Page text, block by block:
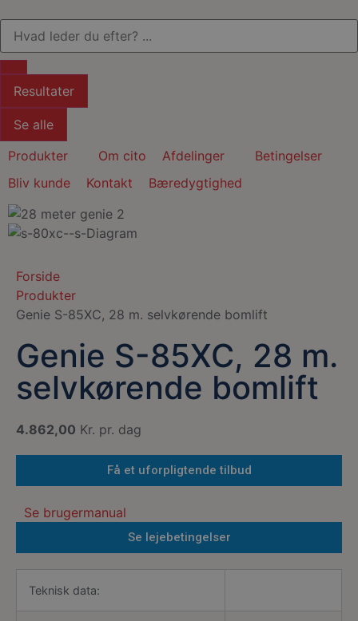
Resultater
Se alle
Produkter
Om cito Afdelinger
Betingelser
Bliv kunde
Kontakt Bæredygtighed
Forside
Produkter
Genie S-85XC, 28 m. selvkørende bomlift
Genie S-85XC, 28 m.
selvkørende bomlift
4.862,00 Kr. pr. dag
Få et uforpligtende tilbud
Se brugermanual
Se lejebetingelser
Teknisk data: